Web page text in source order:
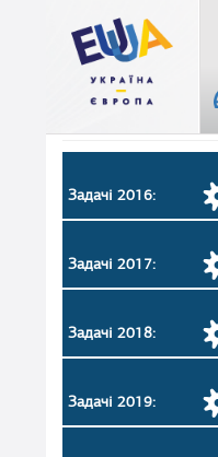
Задачі 2016:
Задачі 2017:
Задачі 2018:
Задачі 2019: